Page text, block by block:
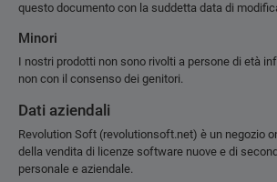
questo documento con la suddetta data di
Minori
I nostri prodotti non sono rivolti a persone di età
non con il consenso dei genitori.
Dati aziendali
Revolution Soft (revolutionsoft.net) è un negozio
della vendita di licenze software nuove e di
personale e aziendale.